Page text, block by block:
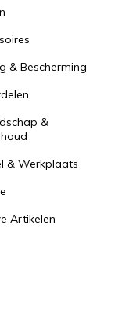
& Bescherming
&
& Werkplaats
Artikelen